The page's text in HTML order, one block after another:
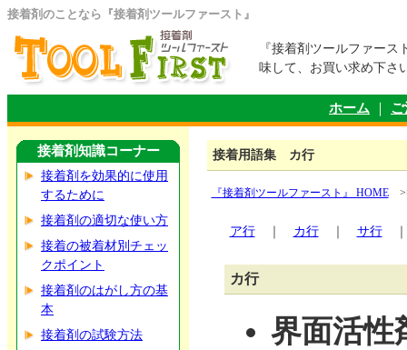
接着剤のことなら『接着剤ツールファースト』
『接着剤ツールファー
味して、お買い求め下さ
ホーム
接着剤知識コーナー
接着剤を効果的に使用
するために
接着剤の適切な使い方
接着の被着材別チェッ
クポイント
接着剤のはがし方の基
本
接着剤の試験方法
接着用語集 カ行
『接着剤ツールファースト』 HOME
ア行｜ カ行｜ サ行
カ行
界面活性